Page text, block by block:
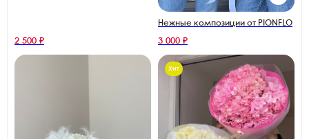
2 500 ₽
Нежные композиции от PIONFLO
3 000 ₽
Хит